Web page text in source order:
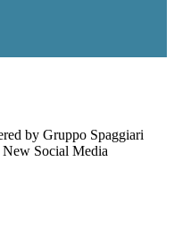
by Gruppo Spaggiari
Social Media